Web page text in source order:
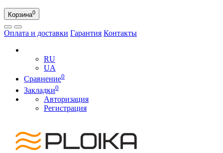
Корзина0
Оплата и доставки Гарантия Контакты
RU
UA
Сравнение0
Закладки0
Авторизация
Регистрация